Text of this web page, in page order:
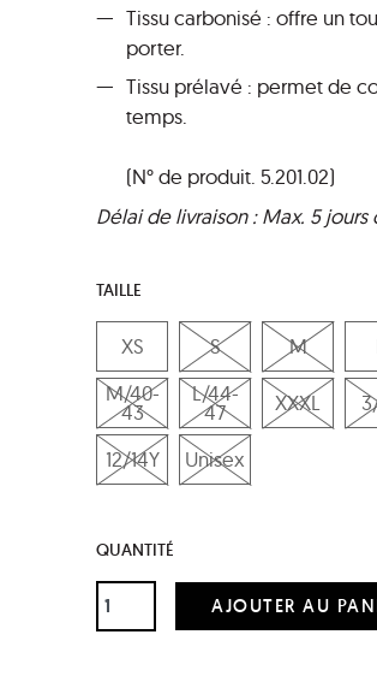
Tissu carbonisé : offre un
porter.
Tissu prélavé : permet de
temps.
(N° de produit. 5.201.02)
Délai de livraison : Max. 5
TAILLE
XS S M
M/40-
43
L/44-
47 XXXL
12/14Y Unisex
QUANTITÉ